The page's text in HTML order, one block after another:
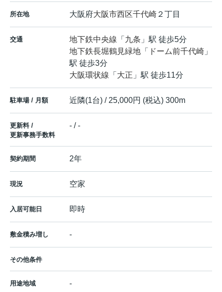
所在地 大阪府大阪市西区千代崎 ２丁目
交通 地下鉄中央線 「 九条 」駅 徒歩5分
地下鉄長堀鶴見緑地 「 ドーム前千代崎 」
駅 徒歩3分
大阪環状線 「 大正 」駅 徒歩11分
駐車場 / 月額 近隣(1台) / 25,000円 (税込) 300m
更新料 /
更新事務手数料
- / -
契約期間 2年
現況 空家
入居可能日 即時
敷金積み増し -
その他条件
用途地域 -